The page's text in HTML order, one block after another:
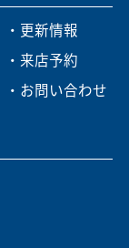
・更新情報
・来店予約
・お問い合わせ